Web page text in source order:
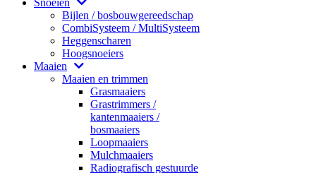
Snoeien
Bijlen / bosbouwgereedschap
CombiSysteem / MultiSysteem
Heggenscharen
Hoogsnoeiers
Maaien
Maaien en trimmen
Grasmaaiers
Grastrimmers /
kantenmaaiers /
bosmaaiers
Loopmaaiers
Mulchmaaiers
Radiografisch gestuurde